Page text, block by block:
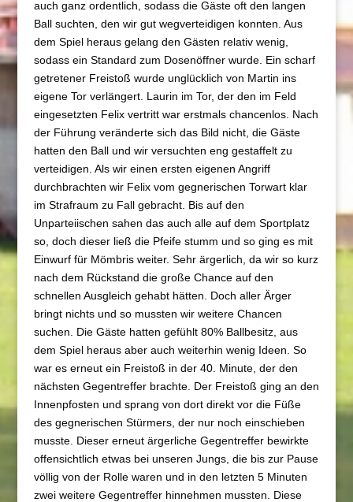
auch ganz ordentlich, sodass die Gäste oft den langen
Ball suchten, den wir gut wegverteidigen konnten. Aus
dem Spiel heraus gelang den Gästen relativ wenig,
sodass ein Standard zum Dosenöffner wurde. Ein scharf
getretener Freistoß wurde unglücklich von Martin ins
eigene Tor verlängert. Laurin im Tor, der den im Feld
eingesetzten Felix vertritt war erstmals chancenlos. Nach
der Führung veränderte sich das Bild nicht, die Gäste
hatten den Ball und wir versuchten eng gestaffelt zu
verteidigen. Als wir einen ersten eigenen Angriff
durchbrachten wir Felix vom gegnerischen Torwart klar
im Strafraum zu Fall gebracht. Bis auf den
Unparteiischen sahen das auch alle auf dem Sportplatz
so, doch dieser ließ die Pfeife stumm und so ging es mit
Einwurf für Mömbris weiter. Sehr ärgerlich, da wir so kurz
nach dem Rückstand die große Chance auf den
schnellen Ausgleich gehabt hätten. Doch aller Ärger
bringt nichts und so mussten wir weitere Chancen
suchen. Die Gäste hatten gefühlt 80% Ballbesitz, aus
dem Spiel heraus aber auch weiterhin wenig Ideen. So
war es erneut ein Freistoß in der 40. Minute, der den
nächsten Gegentreffer brachte. Der Freistoß ging an den
Innenpfosten und sprang von dort direkt vor die Füße
des gegnerischen Stürmers, der nur noch einschieben
musste. Dieser erneut ärgerliche Gegentreffer bewirkte
offensichtlich etwas bei unseren Jungs, die bis zur Pause
völlig von der Rolle waren und in den letzten 5 Minuten
zwei weitere Gegentreffer hinnehmen mussten. Diese